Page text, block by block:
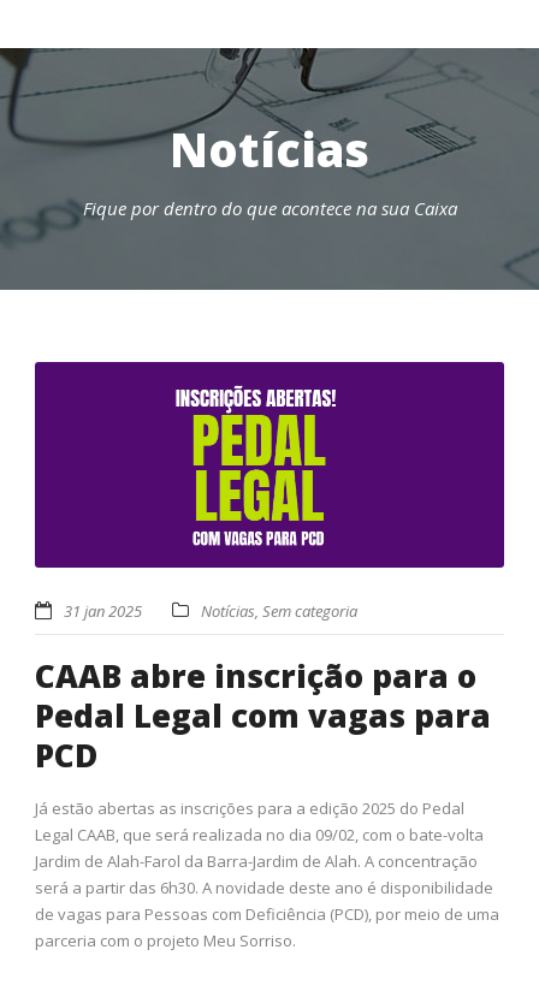
Notícias
Fique por dentro do que acontece na sua Caixa
31 jan 2025 Notícias, Sem categoria
CAAB abre inscrição para o
Pedal Legal com vagas para
PCD
Já estão abertas as inscrições para a edição 2025 do Pedal
Legal CAAB, que será realizada no dia 09/02, com o bate-volta
Jardim de Alah-Farol da Barra-Jardim de Alah. A concentração
será a partir das 6h30. A novidade deste ano é disponibilidade
de vagas para Pessoas com Deficiência (PCD), por meio de uma
parceria com o projeto Meu Sorriso.